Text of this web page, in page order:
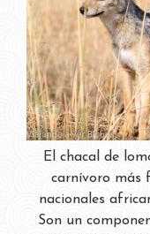
El chacal de
carnívoro más
nacionales
Son un